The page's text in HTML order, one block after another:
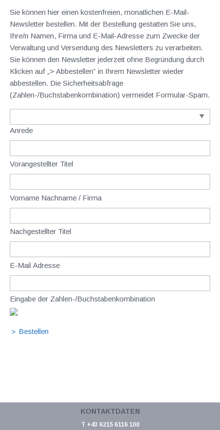
Sie können hier einen kostenfreien, monatlichen E-Mail-
Newsletter bestellen. Mit der Bestellung gestatten Sie uns,
Ihre/n Namen, Firma und E-Mail-Adresse zum Zwecke der
Verwaltung und Versendung des Newsletters zu verarbeiten.
Sie können den Newsletter jederzeit ohne Begründung durch
Klicken auf „> Abbestellen” in Ihrem Newsletter wieder
abbestellen. Die Sicherheitsabfrage
(Zahlen-/Buchstabenkombination) vermeidet Formular-Spam.
Anrede
Vorangestellter Titel
Vorname Nachname / Firma
Nachgestellter Titel
E-Mail Adresse
Eingabe der Zahlen-/Buchstabenkombination
KONTAKTDATEN
T +43 6215 6116 100